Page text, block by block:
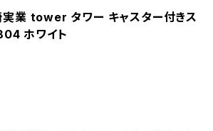
実業 tower タワー キャスター付きス
ホワイト